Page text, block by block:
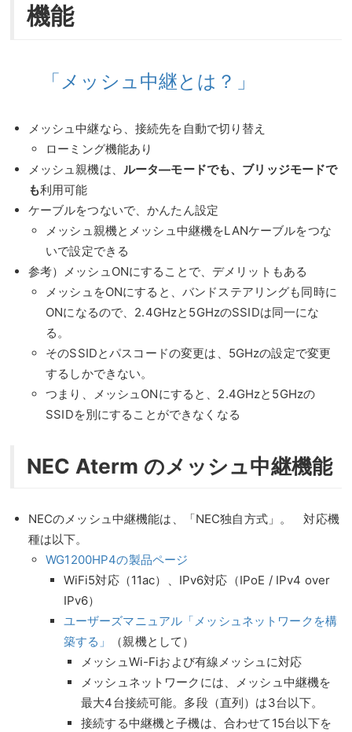
機能
「メッシュ中継とは？」
メッシュ中継なら、接続先を自動で切り替え
ローミング機能あり
メッシュ親機は、 ルータ―モードでも、ブリッジモードで
も利用可能
ケーブルをつないで、かんたん設定
メッシュ親機とメッシュ中継機をLANケーブルをつな
いで設定できる
参考）メッシュONにすることで、デメリットもある
メッシュをONにすると、バンドステアリングも同時に
ONになるので、2.4GHzと5GHzのSSIDは同一にな
る。
そのSSIDとパスコードの変更は、5GHzの設定で変更
するしかできない。
つまり、メッシュONにすると、2.4GHzと5GHzの
SSIDを別にすることができなくなる
NEC Aterm のメッシュ中継機能
NECのメッシュ中継機能は、「NEC独自方式」。 対応機
種は以下。
WG1200HP4の製品ページ
WiFi5対応（11ac）、IPv6対応（IPoE / IPv4 over
IPv6）
ユーザーズマニュアル「メッシュネットワークを構
築する」
（親機として）
メッシュWi-Fiおよび有線メッシュに対応
メッシュネットワークには、メッシュ中継機を
最大4台接続可能。多段（直列）は3台以下。
接続する中継機と子機は、合わせて15台以下を